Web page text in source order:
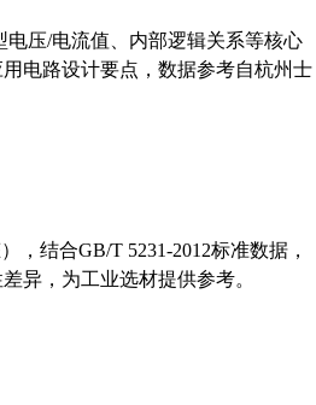
压/电流值、内部逻辑关系等核心
电路设计要点，数据参考自杭州士
结合GB/T 5231-2012标准数据，
异，为工业选材提供参考。